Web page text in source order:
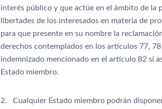
interés público y que actúe en el ámbito de la
libertades de los interesados en materia de
para que presente en su nombre la
derechos contemplados en los artículos 77,
indemnizado mencionado en el artículo 82 si
Estado miembro.
2. Cualquier Estado miembro podrán